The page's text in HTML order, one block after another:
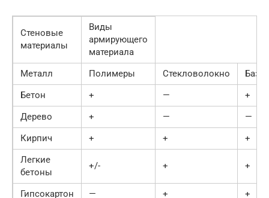
Стеновые
материалы
Виды
армирующего
материала
Металл
Полимеры Стекловолокно
Бетон
+ —
+
Дерево
+ —
—
Кирпич
+ +
+
Легкие
бетоны
+/- + +
Гипсокартон — +
+